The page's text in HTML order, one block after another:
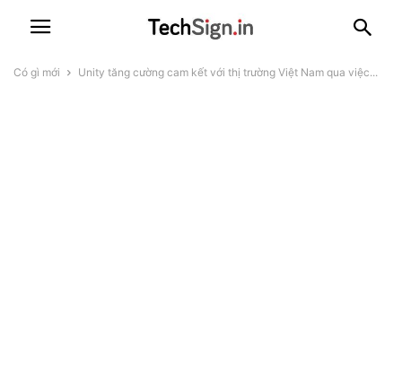
Có gì mới Unity tăng cường cam kết với thị trường Việt Nam qua việc...